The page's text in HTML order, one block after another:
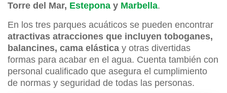
Torre del Mar, Estepona y Marbella.
En los tres parques acuáticos se pueden encontrar
atractivas atracciones que incluyen toboganes,
balancines, cama elástica y otras divertidas
formas para acabar en el agua. Cuenta también con
personal cualificado que asegura el cumplimiento
de normas y seguridad de todas las personas.